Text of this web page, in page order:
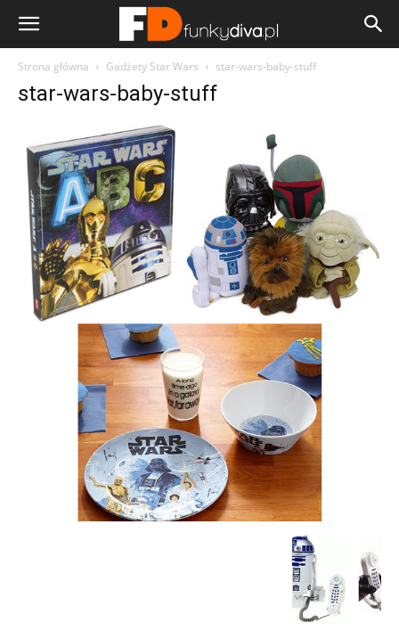
Strona główna Gadżety Star Wars star-wars-baby-stuff
star-wars-baby-stuff